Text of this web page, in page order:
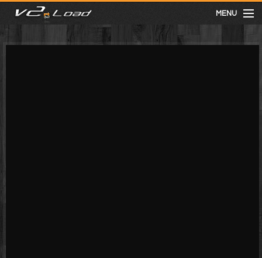
MENU
meist gesehen